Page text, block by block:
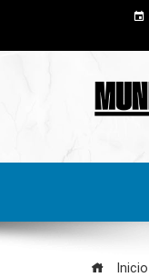
Inicio